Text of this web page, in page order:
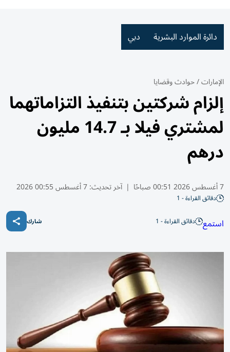
دائرة الموارد البشرية دبي
الإمارات/حوادث وقضايا
إلزام شركتين بتنفيذ التزاماتهما
لمشتري فيلا بـ 14.7 مليون
درهم
7 أغسطس 2026 00:51 صباحًا | آخر تحديث:7 أغسطس 00:55 2026
دقائق القراءة - 1
استمع دقائق القراءة - 1 شارك